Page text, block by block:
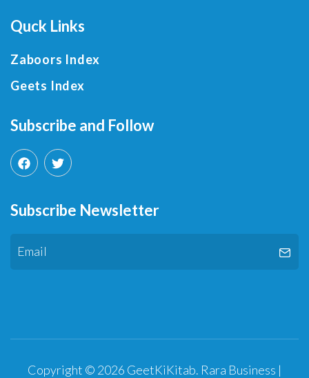
Quck Links
Zaboors Index
Geets Index
Subscribe and Follow
Subscribe Newsletter
Copyright © 2026 GeetKiKitab. Rara Business |